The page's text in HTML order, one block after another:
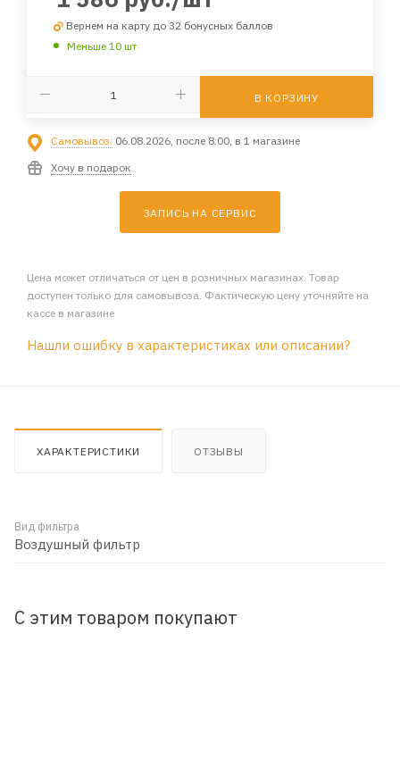
Вернем на карту до 32 бонусных баллов
Меньше 10 шт
В КОРЗИНУ
Самовывоз: 06.08.2026, после 8:00, в 1 магазине
Хочу в подарок
ЗАПИСЬ НА СЕРВИС
Цена может отличаться от цен в розничных магазинах. Товар
доступен только для самовывоза. Фактическую цену уточняйте на
кассе в магазине
Нашли ошибку в характеристиках или описании?
ХАРАКТЕРИСТИКИ ОТЗЫВЫ
Вид фильтра
Воздушный фильтр
С этим товаром покупают